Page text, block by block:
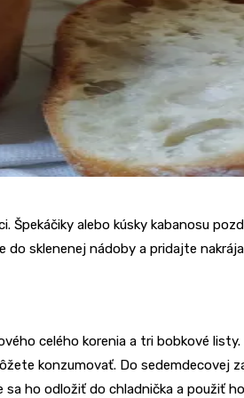
Špekáčiky alebo kúsky kabanosu
sklenenej nádoby a pridajte
celého korenia a tri bobkové
konzumovať. Do sedemdecovej
sa ho odložiť do chladnička a použiť